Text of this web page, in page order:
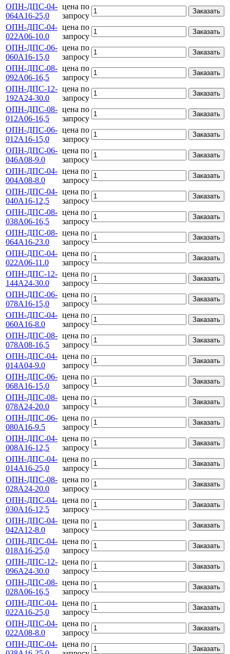
ОПН-ДПС-04-
064А16-25,0
цена по
запросу
Заказать
ОПН-ДПС-04-
022А06-10.0
цена по
запросу
Заказать
ОПН-ДПС-06-
060А16-15,0
цена по
запросу
Заказать
ОПН-ДПС-08-
092А06-16,5
цена по
запросу
Заказать
ОПН-ДПС-12-
192А24-30.0
цена по
запросу
Заказать
ОПН-ДПС-08-
012А06-16,5
цена по
запросу
Заказать
ОПН-ДПС-06-
012А16-15,0
цена по
запросу
Заказать
ОПН-ДПС-06-
046А08-9.0
цена по
запросу
Заказать
ОПН-ДПС-04-
004А08-8.0
цена по
запросу
Заказать
ОПН-ДПС-04-
040А16-12,5
цена по
запросу
Заказать
ОПН-ДПС-08-
038А06-16,5
цена по
запросу
Заказать
ОПН-ДПС-08-
064А16-23.0
цена по
запросу
Заказать
ОПН-ДПС-04-
022А06-11.0
цена по
запросу
Заказать
ОПН-ДПС-12-
144А24-30.0
цена по
запросу
Заказать
ОПН-ДПС-06-
078А16-15,0
цена по
запросу
Заказать
ОПН-ДПС-04-
060А16-8.0
цена по
запросу
Заказать
ОПН-ДПС-08-
078А08-16,5
цена по
запросу
Заказать
ОПН-ДПС-04-
014А04-9.0
цена по
запросу
Заказать
ОПН-ДПС-06-
068А16-15,0
цена по
запросу
Заказать
ОПН-ДПС-08-
078А24-20.0
цена по
запросу
Заказать
ОПН-ДПС-06-
080А16-9.5
цена по
запросу
Заказать
ОПН-ДПС-04-
008А16-12,5
цена по
запросу
Заказать
ОПН-ДПС-04-
014А16-25,0
цена по
запросу
Заказать
ОПН-ДПС-08-
028А24-20.0
цена по
запросу
Заказать
ОПН-ДПС-04-
030А16-12,5
цена по
запросу
Заказать
ОПН-ДПС-04-
042А12-8.0
цена по
запросу
Заказать
ОПН-ДПС-04-
018А16-25,0
цена по
запросу
Заказать
ОПН-ДПС-12-
096А24-30.0
цена по
запросу
Заказать
ОПН-ДПС-08-
028А06-16,5
цена по
запросу
Заказать
ОПН-ДПС-04-
022А16-25,0
цена по
запросу
Заказать
ОПН-ДПС-04-
022А08-8.0
цена по
запросу
Заказать
ОПН-ДПС-04- цена по
Заказать